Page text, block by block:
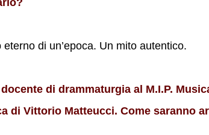
di un’epoca. Un mito autentico.
di drammaturgia al M.I.P.
di Vittorio Matteucci. Come saranno